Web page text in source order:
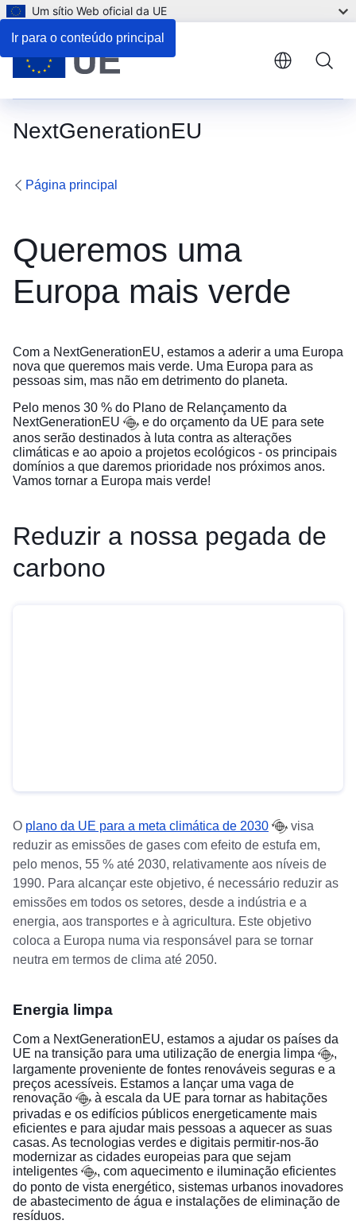
Ir para o conteúdo principal
Um sítio Web oficial da UE
NextGenerationEU
Página principal
Queremos uma
Europa mais verde
Como pode participar?
Com a NextGenerationEU, estamos a aderir a uma Europa
nova que queremos mais verde. Uma Europa para as
pessoas sim, mas não em detrimento do planeta.
Pelo menos 30 % do Plano de Relançamento da
NextGenerationEU
e do orçamento da UE para sete
anos serão destinados à luta contra as alterações
climáticas e ao apoio a projetos ecológicos - os principais
domínios a que daremos prioridade nos próximos anos.
Vamos tornar a Europa mais verde!
Reduzir a nossa pegada de
carbono
O plano da UE para a meta climática de 2030
visa
reduzir as emissões de gases com efeito de estufa em,
pelo menos, 55 % até 2030, relativamente aos níveis de
1990. Para alcançar este objetivo, é necessário reduzir as
emissões em todos os setores, desde a indústria e a
energia, aos transportes e à agricultura. Este objetivo
coloca a Europa numa via responsável para se tornar
neutra em termos de clima até 2050.
Energia limpa
Com a NextGenerationEU, estamos a ajudar os países da
UE na transição para uma utilização de energia limpa
,
largamente proveniente de fontes renováveis seguras e a
preços acessíveis. Estamos a lançar uma vaga de
renovação
à escala da UE para tornar as habitações
privadas e os edifícios públicos energeticamente mais
eficientes e para ajudar mais pessoas a aquecer as suas
casas. As tecnologias verdes e digitais permitir-nos-ão
modernizar as cidades europeias para que sejam
inteligentes
, com aquecimento e iluminação eficientes
do ponto de vista energético, sistemas urbanos inovadores
de abastecimento de água e instalações de eliminação de
resíduos.